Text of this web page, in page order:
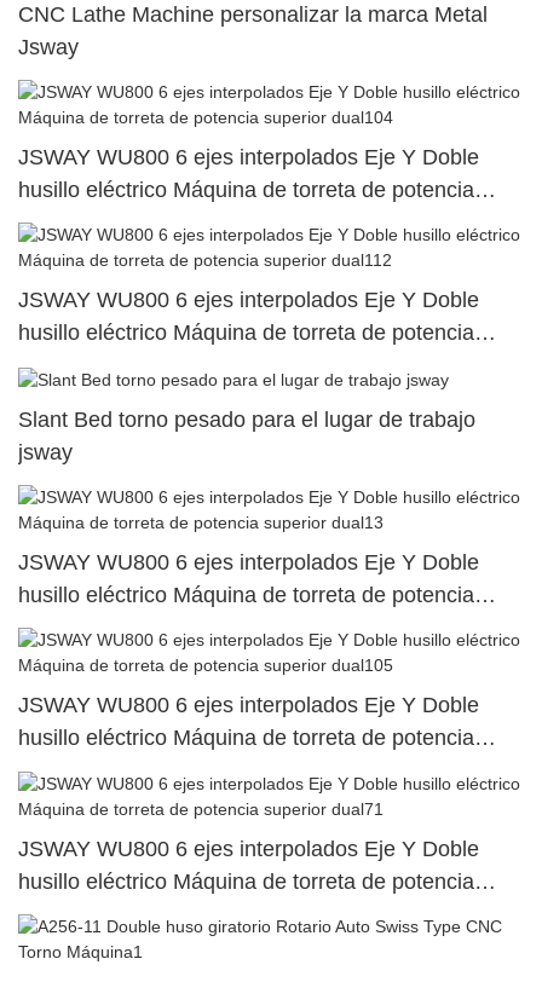
CNC Lathe Machine personalizar la marca Metal
Jsway
JSWAY WU800 6 ejes interpolados Eje Y Doble
husillo eléctrico Máquina de torreta de potencia
superior dual104
JSWAY WU800 6 ejes interpolados Eje Y Doble
husillo eléctrico Máquina de torreta de potencia
superior dual112
Slant Bed torno pesado para el lugar de trabajo
jsway
JSWAY WU800 6 ejes interpolados Eje Y Doble
husillo eléctrico Máquina de torreta de potencia
superior dual13
JSWAY WU800 6 ejes interpolados Eje Y Doble
husillo eléctrico Máquina de torreta de potencia
superior dual105
JSWAY WU800 6 ejes interpolados Eje Y Doble
husillo eléctrico Máquina de torreta de potencia
superior dual71